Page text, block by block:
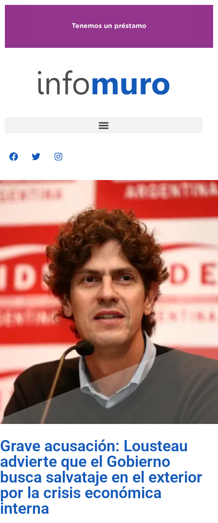
Grave acusación: Lousteau
advierte que el Gobierno
busca salvataje en el exterior
por la crisis económica
interna